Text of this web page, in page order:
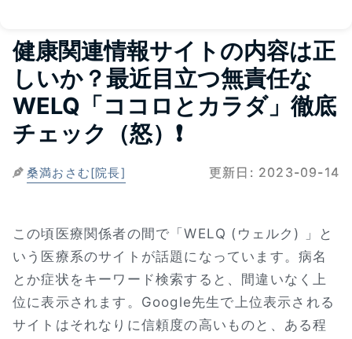
健康関連情報サイトの内容は正
しいか？最近目立つ無責任な
WELQ「ココロとカラダ」徹底
チェック（怒）❗
桑満おさむ[院長] 更新日: 2023-09-14
この頃医療関係者の間で「WELQ (ウェルク) 」と
いう医療系のサイトが話題になっています。病名
とか症状をキーワード検索すると、間違いなく上
位に表示されます。Google先生で上位表示される
サイトはそれなりに信頼度の高いものと、ある程